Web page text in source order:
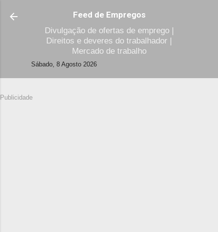
Avançar para o conteúdo principal
Feed de Empregos
Divulgação de ofertas de emprego |
Direitos e deveres do trabalhador |
Mercado de trabalho
Sábado, 8 Agosto 2026
Publicidade